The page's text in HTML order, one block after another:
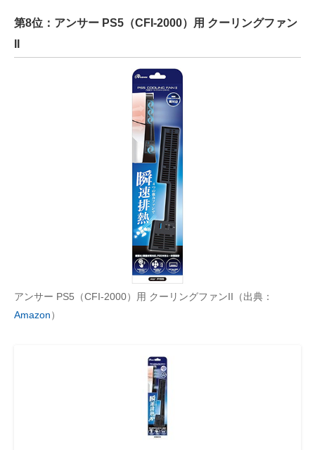
第8位：アンサー PS5（CFI-2000）用 クーリングファン
アンサー PS5（CFI-2000）用 クーリングファンII（出典：
Amazon）